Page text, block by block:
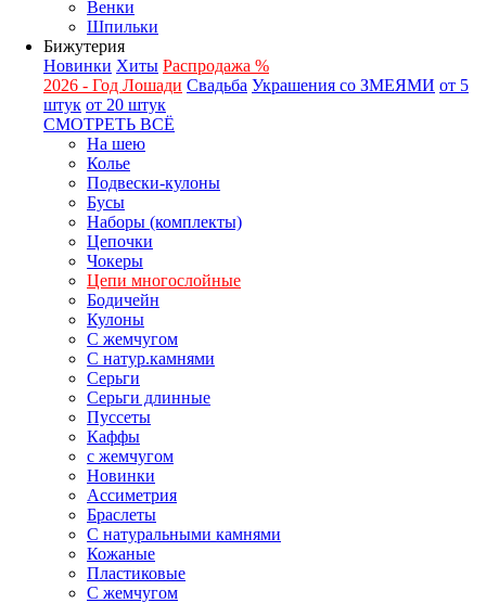
Венки
Шпильки
Бижутерия
Новинки Хиты Распродажа %
2026 - Год Лошади Свадьба Украшения со ЗМЕЯМИ от 5
штук от 20 штук
СМОТРЕТЬ ВСЁ
На шею
Колье
Подвески-кулоны
Бусы
Наборы (комплекты)
Цепочки
Чокеры
Цепи многослойные
Бодичейн
Кулоны
С жемчугом
С натур.камнями
Серьги
Серьги длинные
Пуссеты
Каффы
с жемчугом
Новинки
Ассиметрия
Браслеты
С натуральными камнями
Кожаные
Пластиковые
С жемчугом